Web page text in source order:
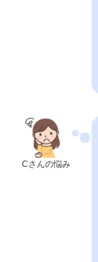
Cさんの悩み